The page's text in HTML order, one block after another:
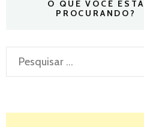
O QUE VOCÊ ESTÁ
PROCURANDO?
Pesquisar
por: